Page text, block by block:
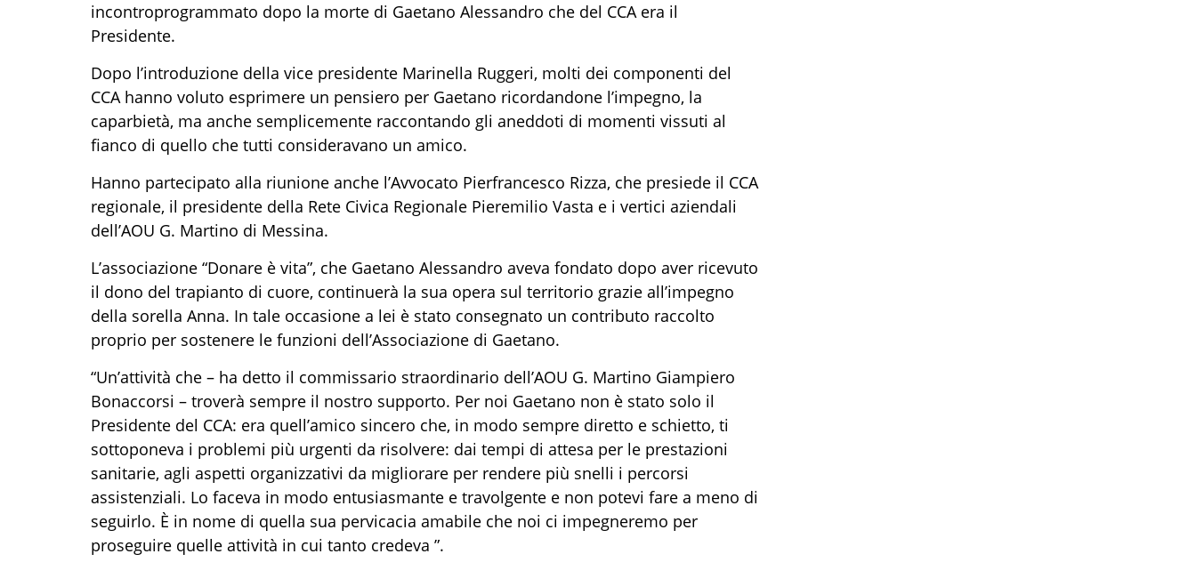
incontroprogrammato dopo la morte di Gaetano Alessandro che del CCA era il
Presidente.
Dopo l’introduzione della vice presidente Marinella Ruggeri, molti dei componenti del
CCA hanno voluto esprimere un pensiero per Gaetano ricordandone l’impegno, la
caparbietà, ma anche semplicemente raccontando gli aneddoti di momenti vissuti al
fianco di quello che tutti consideravano un amico.
Hanno partecipato alla riunione anche l’Avvocato Pierfrancesco Rizza, che presiede il CCA
regionale, il presidente della Rete Civica Regionale Pieremilio Vasta e i vertici aziendali
dell’AOU G. Martino di Messina.
L’associazione “Donare è vita”, che Gaetano Alessandro aveva fondato dopo aver ricevuto
il dono del trapianto di cuore, continuerà la sua opera sul territorio grazie all’impegno
della sorella Anna. In tale occasione a lei è stato consegnato un contributo raccolto
proprio per sostenere le funzioni dell’Associazione di Gaetano.
“Un’attività che – ha detto il commissario straordinario dell’AOU G. Martino Giampiero
Bonaccorsi – troverà sempre il nostro supporto. Per noi Gaetano non è stato solo il
Presidente del CCA: era quell’amico sincero che, in modo sempre diretto e schietto, ti
sottoponeva i problemi più urgenti da risolvere: dai tempi di attesa per le prestazioni
sanitarie, agli aspetti organizzativi da migliorare per rendere più snelli i percorsi
assistenziali. Lo faceva in modo entusiasmante e travolgente e non potevi fare a meno di
seguirlo. È in nome di quella sua pervicacia amabile che noi ci impegneremo per
proseguire quelle attività in cui tanto credeva ”.